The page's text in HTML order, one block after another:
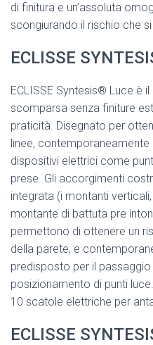
di finitura e un’assoluta
scongiurando il rischio che
ECLISSE
ECLISSE Syntesis® Luce è
scomparsa senza finiture
praticità. Disegnato per
linee, contemporaneamente
dispositivi elettrici come
prese. Gli accorgimenti
integrata (i montanti
montante di battuta pre
permettono di ottenere un
della parete, e
predisposto per il
posizionamento di punti
10 scatole elettriche per
ECLISSE